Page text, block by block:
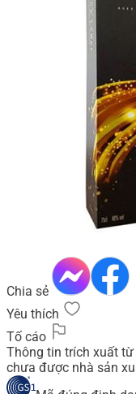
Chia sẻ
Yêu thích
Tố cáo
Thông tin trích xuất
chưa được nhà sản